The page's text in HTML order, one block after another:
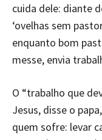
cuida dele: diante
‘ovelhas sem
enquanto bom
messe, envia
O “trabalho que
Jesus, disse o
quem sofre: levar